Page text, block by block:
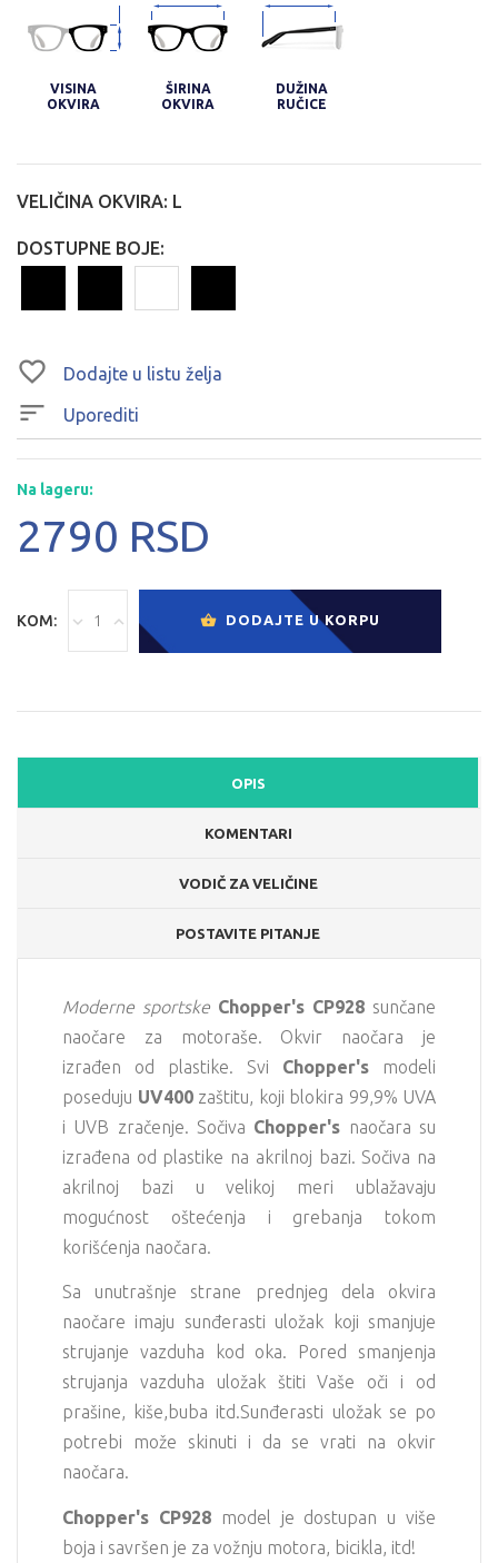
VISINA
OKVIRA
ŠIRINA
OKVIRA
DUŽINA
RUČICE
VELIČINA OKVIRA: L
DOSTUPNE BOJE:
Dodajte u listu želja
Uporediti
Na lageru:
2790 RSD
KOM: DODAJTE U KORPU
OPIS
KOMENTARI
VODIČ ZA VELIČINE
POSTAVITE PITANJE
Moderne sportske Chopper's CP928 sunčane
naočare za motoraše. Okvir naočara je
izrađen od plastike. Svi Chopper's modeli
poseduju UV400zaštitu, koji blokira 99,9% UVA
i UVB zračenje. Sočiva Chopper's naočara su
izrađena od plastike na akrilnoj bazi. Sočiva na
akrilnoj bazi u velikoj meri ublažavaju
mogućnost oštećenja i grebanja tokom
korišćenja naočara.
Sa unutrašnje strane prednjeg dela okvira
naočare imaju sunđerasti uložak koji smanjuje
strujanje vazduha kod oka. Pored smanjenja
strujanja vazduha uložak štiti Vaše oči i od
prašine, kiše,buba itd.Sunđerasti uložak se po
potrebi može skinuti i da se vrati na okvir
naočara.
Chopper's CP928model je dostupan u više
boja i savršen je za vožnju motora, bicikla, itd!